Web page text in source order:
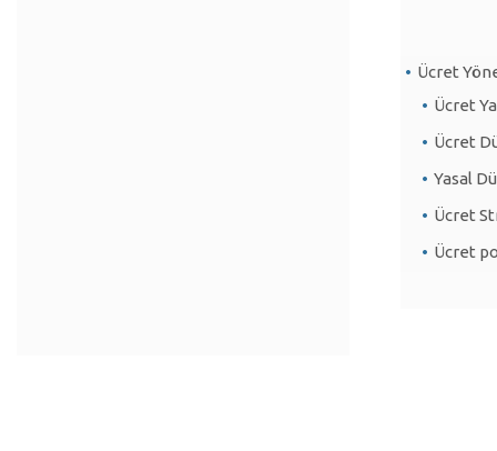
Ücret
Ücret
Ücret
Yasal
Ücret
Ücret